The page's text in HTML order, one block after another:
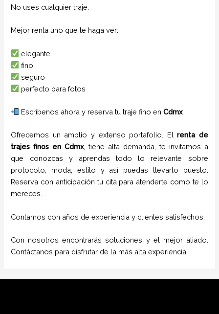
No uses cualquier traje.
Mejor renta uno que te haga ver:
elegante
fino
seguro
perfecto para fotos
Escríbenos ahora y reserva tu traje fino enCdmx.
Ofrecemos un amplio y extenso portafolio. Elrenta de
trajesfinos enCdmx, tiene alta demanda, te invitamos a
que conozcas y aprendas todo lo relevante sobre
protocolo, moda, estilo y así puedas llevarlo puesto.
Reserva con anticipación tu cita para atenderte como te lo
mereces.
Contamos con años de experiencia y clientes satisfechos.
Con nosotros encontrarás soluciones y el mejor aliado.
Contáctanos para disfrutar de la más alta experiencia.